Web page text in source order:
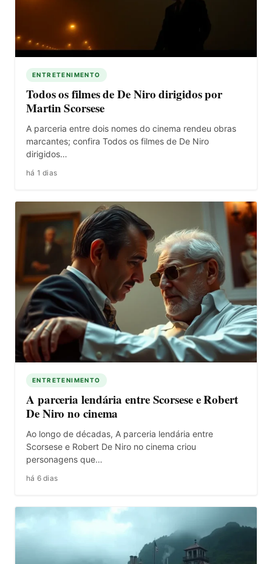
ENTRETENIMENTO
Todos os filmes de De Niro dirigidos por
Martin Scorsese
A parceria entre dois nomes do cinema rendeu obras
marcantes; confira Todos os filmes de De Niro
dirigidos…
há 1 dias
ENTRETENIMENTO
A parceria lendária entre Scorsese e Robert
De Niro no cinema
Ao longo de décadas, A parceria lendária entre
Scorsese e Robert De Niro no cinema criou
personagens que…
há 6 dias